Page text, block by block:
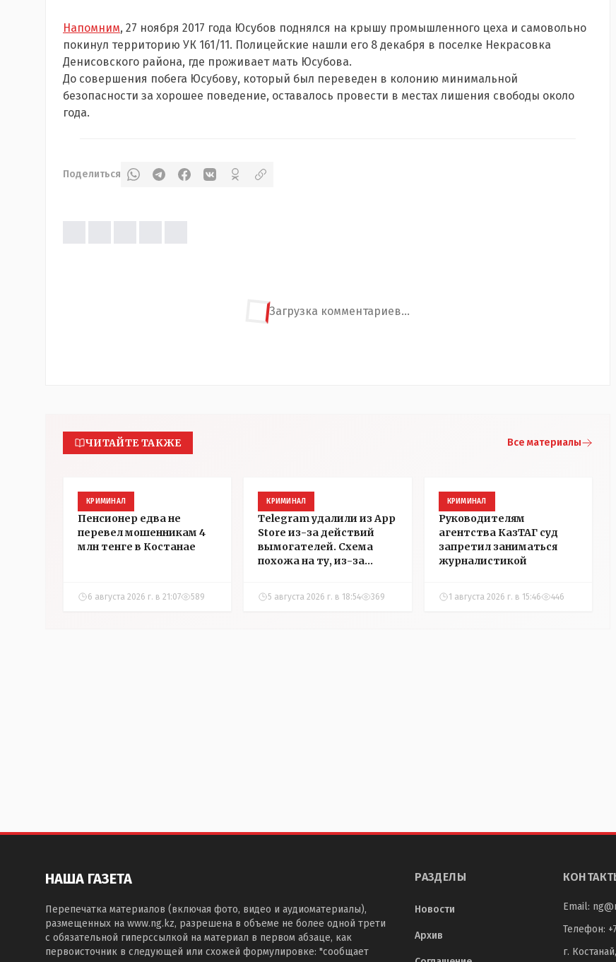
Напомним, 27 ноября 2017 года Юсубов поднялся на крышу промышленного цеха и самовольно
покинул территорию УК 161/11. Полицейские нашли его 8 декабря в поселке Некрасовка
Денисовского района, где проживает мать Юсубова.
До совершения побега Юсубову, который был переведен в колонию минимальной
безопасности за хорошее поведение, оставалось провести в местах лишения свободы около
года.
Поделиться
Загрузка комментариев...
ЧИТАЙТЕ ТАКЖЕ Все материалы
КРИМИНАЛ
Пенсионер едва не
перевел мошенникам 4
млн тенге в Костанае
6 августа 2026 г. в 21:07 589
КРИМИНАЛ
Telegram удалили из App
Store из-за действий
вымогателей. Схема
похожа на ту, из-за
Instagram
5 августа 2026 г. в 18:54 369
КРИМИНАЛ
Руководителям
агентства КазТАГ суд
запретил заниматься
журналистикой
1 августа 2026 г. в 15:46 446
НАША ГАЗЕТА
Перепечатка материалов (включая фото, видео и аудиоматериалы),
размещенных на www.ng.kz, разрешена в объеме не более одной трети
с обязательной гиперссылкой на материал в первом абзаце, как
первоисточник в следующей или схожей формулировке: "сообщает
РАЗДЕЛЫ
Новости
Архив
Email:
Телефон:
г.